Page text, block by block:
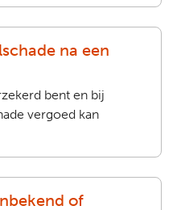
na een
bent en bij
vergoed kan
of